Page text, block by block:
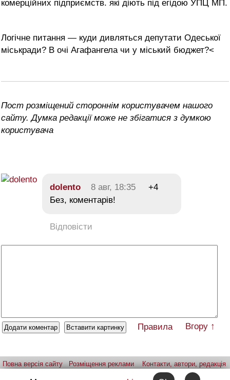
комерційних підприємств. які діють під егідою УПЦ МП.
Логічне питання — куди дивляться депутати Одеської
міськради? В очі Агафангела чи у міський бюджет?<
Пост розміщений стороннім користувачем нашого
сайту. Думка редакції може не збігатися з думкою
користувача
dolento 8 авг, 18:35
+4
Без, коментарів!
Відповісти
Правила Вгору ↑
Повна версія сайту Розміщення реклами
Контакти, автори, редакція
Android